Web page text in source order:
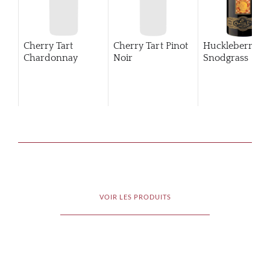
Cherry Tart
Chardonnay
Cherry Tart Pinot
Noir
Huckleberry
Snodgrass
VOIR LES PRODUITS